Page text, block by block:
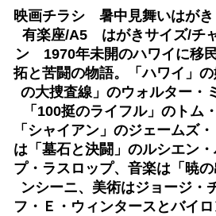
映画チラシ 暑中見舞いはがき
有楽座/A5 はがきサイズ/チ
ン 1970年未開のハワイに移
拓と苦闘の物語。「ハワイ」
の大捜査線」のウォルター・
「100挺のライフル」のトム
「シャイアン」のジェームズ
は「墓石と決闘」のルシエン
プ・ラスロップ、音楽は「暁
ンシーニ、美術はジョージ・
フ・Ｅ・ウィンタースとバイ